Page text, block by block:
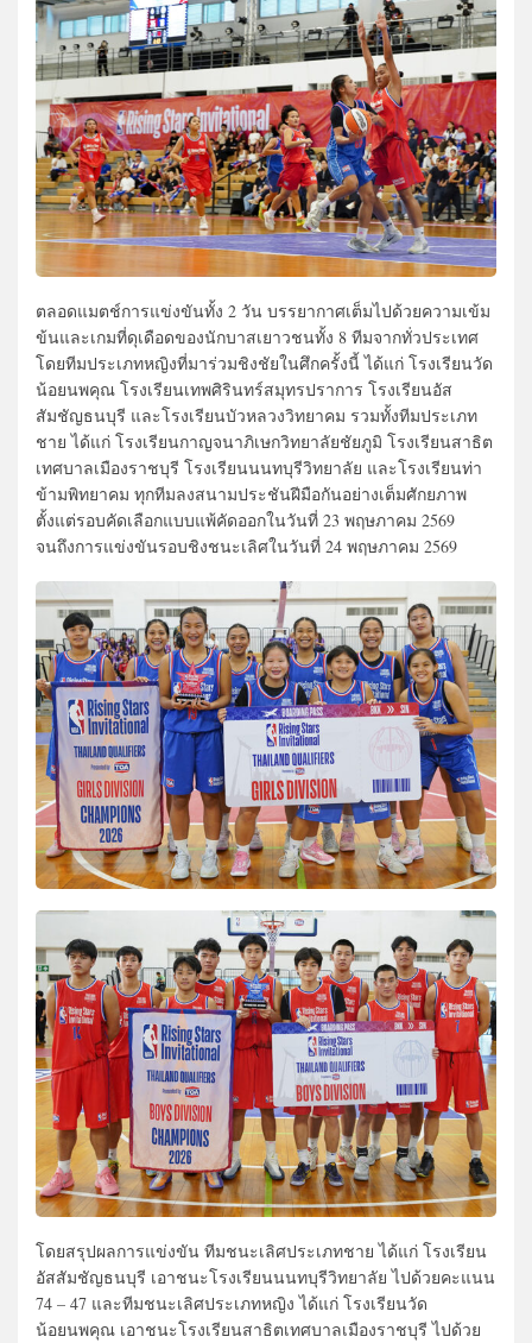
ตลอดแมตช์การแข่งขันทั้ง 2 วัน บรรยากาศเต็มไปด้วยความเข้ม
ข้นและเกมที่ดุเดือดของนักบาสเยาวชนทั้ง 8 ทีมจากทั่วประเทศ
โดยทีมประเภทหญิงที่มาร่วมชิงชัยในศึกครั้งนี้ ได้แก่ โรงเรียนวัด
น้อยนพคุณ โรงเรียนเทพศิรินทร์สมุทรปราการ โรงเรียนอัส
สัมชัญธนบุรี และโรงเรียนบัวหลวงวิทยาคม รวมทั้งทีมประเภท
ชาย ได้แก่ โรงเรียนกาญจนาภิเษกวิทยาลัยชัยภูมิ โรงเรียนสาธิต
เทศบาลเมืองราชบุรี โรงเรียนนนทบุรีวิทยาลัย และโรงเรียนท่า
ข้ามพิทยาคม ทุกทีมลงสนามประชันฝีมือกันอย่างเต็มศักยภาพ
ตั้งแต่รอบคัดเลือกแบบแพ้คัดออกในวันที่ 23 พฤษภาคม 2569
จนถึงการแข่งขันรอบชิงชนะเลิศในวันที่ 24 พฤษภาคม 2569
โดยสรุปผลการแข่งขัน ทีมชนะเลิศประเภทชาย ได้แก่ โรงเรียน
อัสสัมชัญธนบุรี เอาชนะโรงเรียนนนทบุรีวิทยาลัย ไปด้วยคะแนน
74 – 47 และทีมชนะเลิศประเภทหญิง ได้แก่ โรงเรียนวัด
น้อยนพคุณ เอาชนะโรงเรียนสาธิตเทศบาลเมืองราชบุรี ไปด้วย